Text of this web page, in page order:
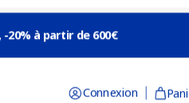
20% à partir de 600€
Connexion